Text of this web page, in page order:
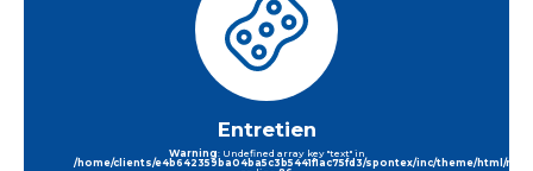
Entretien
Warning: Undefined array key "text" in
/home/clients/e4b642359ba04ba5c3b5441f1ac75fd3/spontex/inc/theme/html/